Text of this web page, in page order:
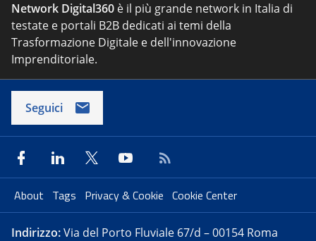
Network Digital360 è il più grande network in Italia di
testate e portali B2B dedicati ai temi della
Trasformazione Digitale e dell'innovazione
Imprenditoriale.
Seguici
About Tags Privacy & Cookie Cookie Center
Indirizzo:Via del Porto Fluviale 67/d – 00154 Roma